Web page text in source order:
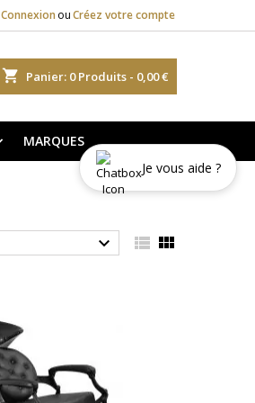
Connexion ouCréez votre compte
shopping_cart Panier: 0Produits - 0,00 €
MARQUES
  
Je vous aide ?